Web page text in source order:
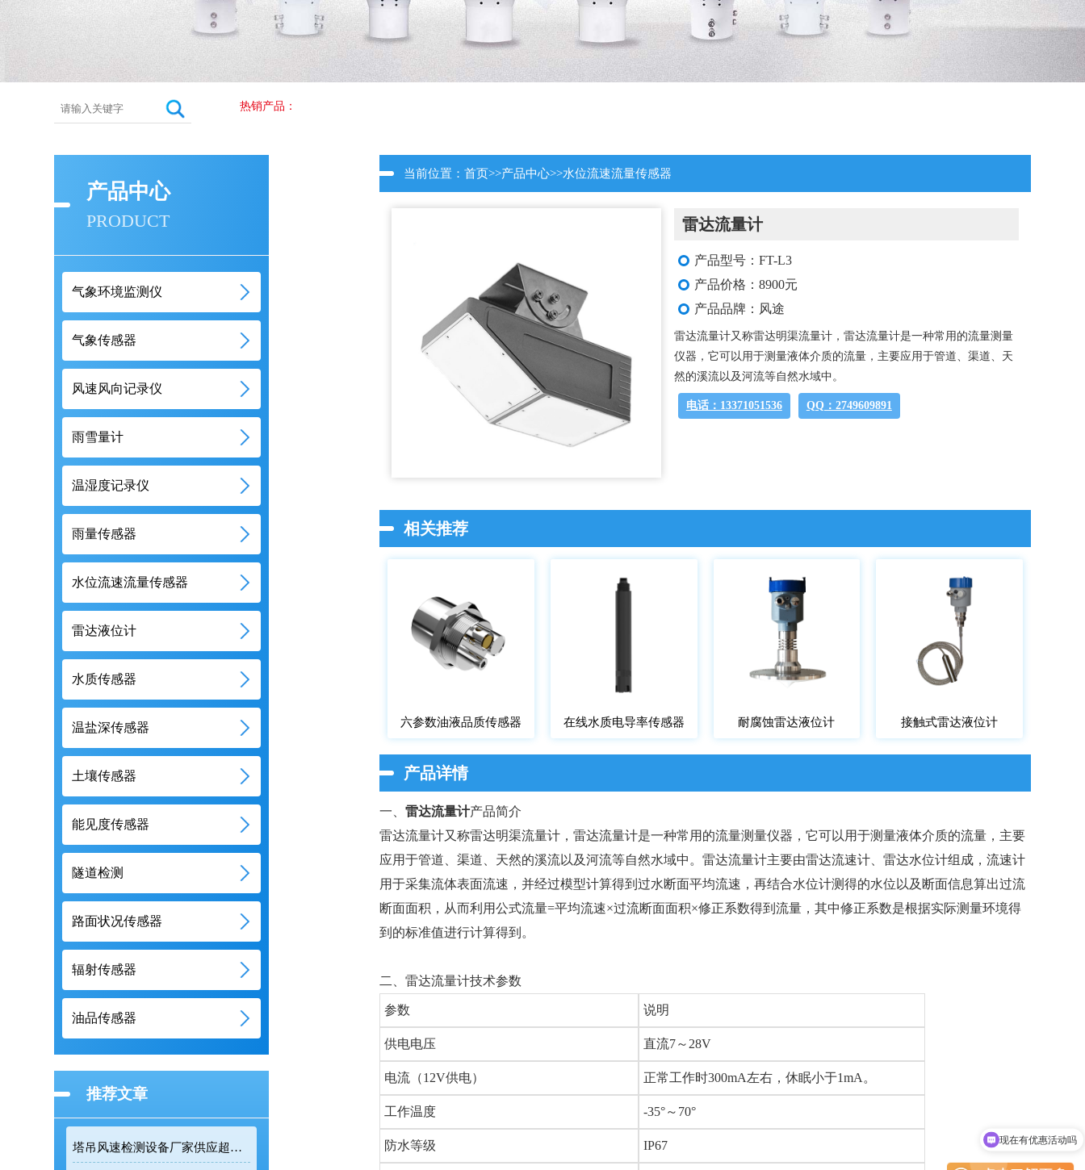
热销产品：
产品中心
PRODUCT
气象环境监测仪
气象传感器
风速风向记录仪
雨雪量计
温湿度记录仪
雨量传感器
水位流速流量传感器
雷达液位计
水质传感器
温盐深传感器
土壤传感器
能见度传感器
隧道检测
路面状况传感器
辐射传感器
油品传感器
推荐文章
塔吊风速检测设备厂家供应超声波高精度监测传感设备
当前位置：首页>>产品中心>>水位流速流量传感器
雷达流量计
产品型号：FT-L3
产品价格：8900元
产品品牌：风途
雷达流量计又称雷达明渠流量计，雷达流量计是一种常用的流量测量
仪器，它可以用于测量液体介质的流量，主要应用于管道、渠道、天
然的溪流以及河流等自然水域中。
电话：13371051536 QQ：2749609891
相关推荐
六参数油液品质传感器 在线水质电导率传感器 耐腐蚀雷达液位计 接触式雷达液位计
产品详情
一、雷达流量计产品简介
雷达流量计又称雷达明渠流量计，雷达流量计是一种常用的流量测量仪器，它可以用于测量液体介质的流量，主要
应用于管道、渠道、天然的溪流以及河流等自然水域中。雷达流量计主要由雷达流速计、雷达水位计组成，流速计
用于采集流体表面流速，并经过模型计算得到过水断面平均流速，再结合水位计测得的水位以及断面信息算出过流
断面面积，从而利用公式流量=平均流速×过流断面面积×修正系数得到流量，其中修正系数是根据实际测量环境得
到的标准值进行计算得到。
二、雷达流量计技术参数
参数 说明
供电电压 直流7～28V
电流（12V供电） 正常工作时300mA左右，休眠小于1mA。
工作温度 -35°～70°
防水等级 IP67 可以介绍下你们的设备么